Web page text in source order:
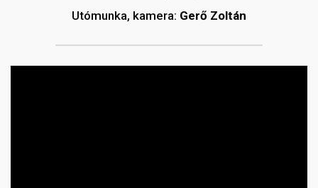
Utómunka, kamera: Gerő Zoltán